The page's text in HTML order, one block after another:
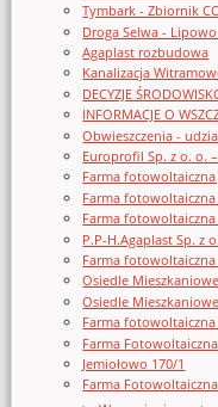
Tymbark - Zbiornik
Droga Selwa -
Agaplast rozbudowa
Kanalizacja
DECYZJE
INFORMACJE O
Obwieszczenia -
Europrofil Sp. z o. o.
Farma fotowoltaiczna
Farma
Farma
P.P-H.Agaplast Sp. z
Farma
Osiedle
Osiedle
Farma
Farma
Jemiołowo 170/1
Farma